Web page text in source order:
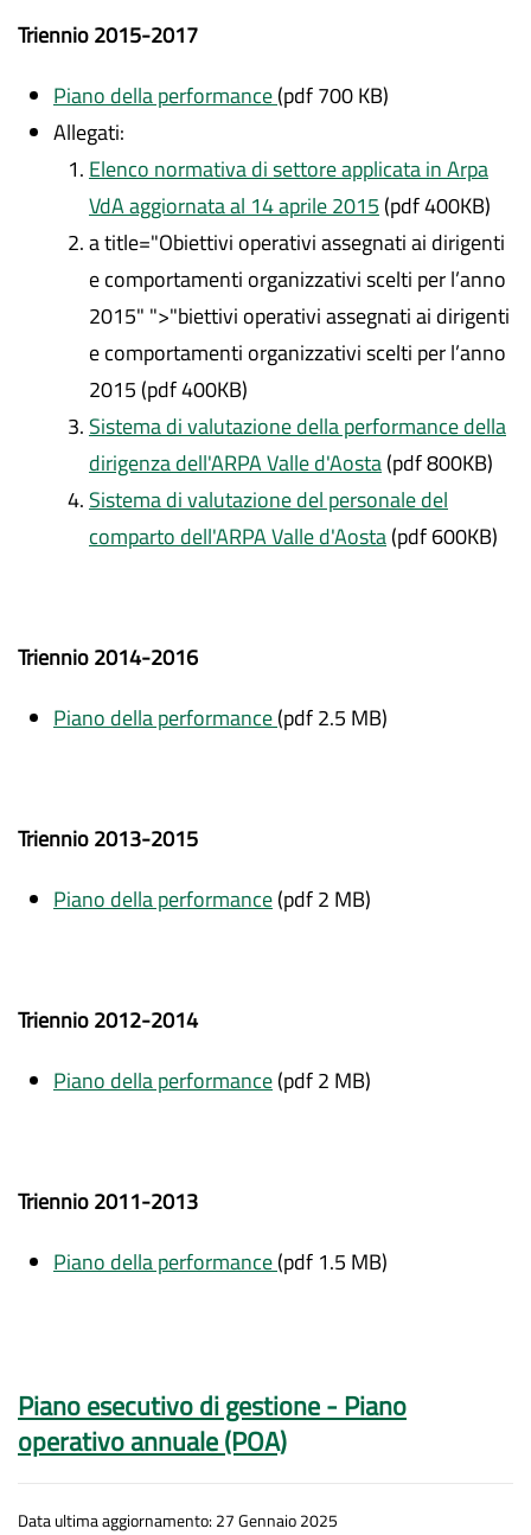
Triennio 2015-2017
Piano della performance(pdf 700 KB)
Allegati:
Elenco normativa di settore applicata in Arpa
VdA aggiornata al 14 aprile 2015 (pdf 400KB)
a title="Obiettivi operativi assegnati ai dirigenti
e comportamenti organizzativi scelti per l’anno
2015" ">"biettivi operativi assegnati ai dirigenti
e comportamenti organizzativi scelti per l’anno
2015 (pdf 400KB)
Sistema di valutazione della performance della
dirigenza dell'ARPA Valle d'Aosta(pdf 800KB)
Sistema di valutazione del personale del
comparto dell'ARPA Valle d'Aosta(pdf 600KB)
Triennio 2014-2016
Piano della performance(pdf 2.5 MB)
Triennio 2013-2015
Piano della performance(pdf 2 MB)
Triennio 2012-2014
Piano della performance(pdf 2 MB)
Triennio 2011-2013
Piano della performance(pdf 1.5 MB)
Piano esecutivo di gestione - Piano
operativo annuale (POA)
Data ultima aggiornamento: 27 Gennaio 2025